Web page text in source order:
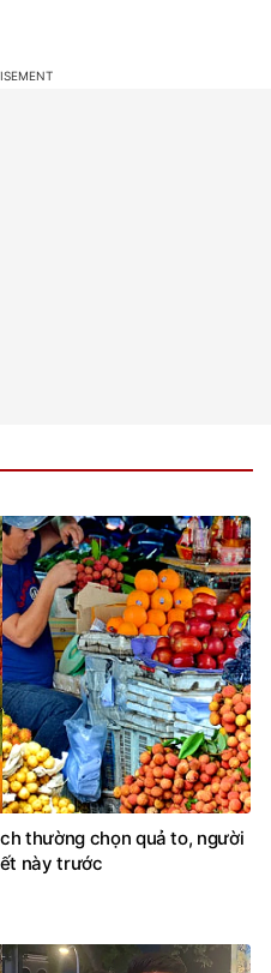
thường chọn quả to, người
này trước